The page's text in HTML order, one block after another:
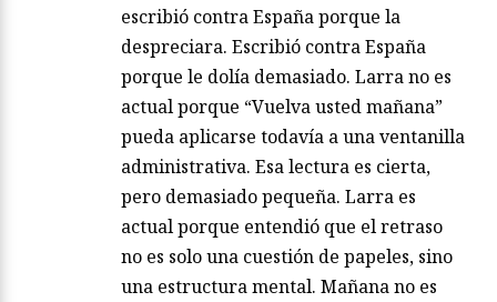
escribió contra España porque la
despreciara. Escribió contra España
porque le dolía demasiado. Larra no es
actual porque “Vuelva usted mañana”
pueda aplicarse todavía a una ventanilla
administrativa. Esa lectura es cierta,
pero demasiado pequeña. Larra es
actual porque entendió que el retraso
no es solo una cuestión de papeles, sino
una estructura mental. Mañana no es